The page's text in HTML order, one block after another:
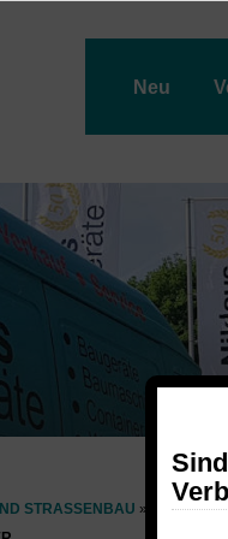
Neu
STRASSENBAU